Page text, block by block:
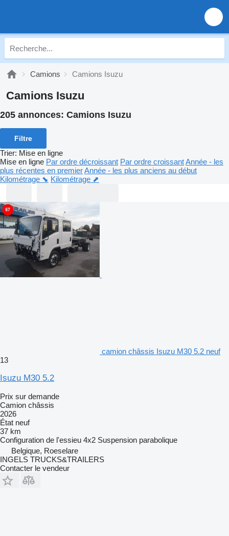
Camions Camions Isuzu
Camions Isuzu
205 annonces: Camions Isuzu
Filtre
Trier: Mise en ligne
Mise en ligne Par ordre décroissant Par ordre croissantAnnée - les
plus récentes en premierAnnée - les plus anciens au début
Kilométrage ⬊ Kilométrage ⬈
camion châssis Isuzu M30 5.2 neuf
13
Isuzu M30 5.2
Prix sur demande
Camion châssis
2026
État neuf
37 km
Configuration de l'essieu 4x2 Suspension parabolique
Belgique, Roeselare
INGELS TRUCKS&TRAILERS
Contacter le vendeur